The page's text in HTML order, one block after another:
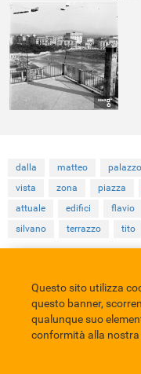
dalla matteo palazzo
vista
zona piazza
attuale
edifici flavio
silvano
terrazzo tito
Comune di Eboli Servizio
Credits
Questo sito utilizza
questo banner,
qualunque suo
conformità alla nostra